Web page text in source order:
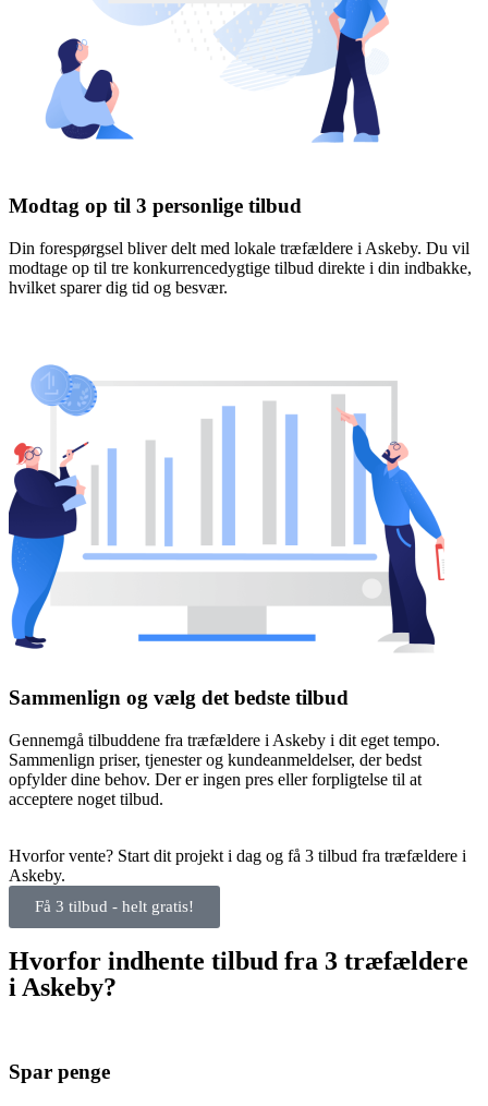
Modtag op til 3 personlige tilbud
Din forespørgsel bliver delt med lokale træfældere i Askeby. Du vil
modtage op til tre konkurrencedygtige tilbud direkte i din indbakke,
hvilket sparer dig tid og besvær.
Sammenlign og vælg det bedste tilbud
Gennemgå tilbuddene fra træfældere i Askeby i dit eget tempo.
Sammenlign priser, tjenester og kundeanmeldelser, der bedst
opfylder dine behov. Der er ingen pres eller forpligtelse til at
acceptere noget tilbud.
Hvorfor vente? Start dit projekt i dag og få 3 tilbud fra træfældere i
Askeby.
Få 3 tilbud - helt gratis!
Hvorfor indhente tilbud fra 3 træfældere
i Askeby?
Spar penge